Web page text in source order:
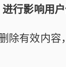
行影响用
除有效内